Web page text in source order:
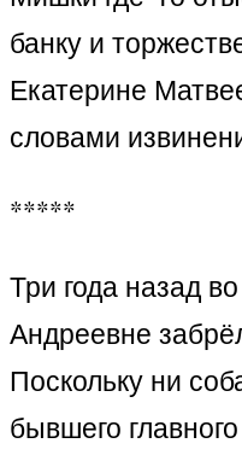
банку и
Екатерине
словами
*****
Три года назад
Андреевне
Поскольку ни
бывшего